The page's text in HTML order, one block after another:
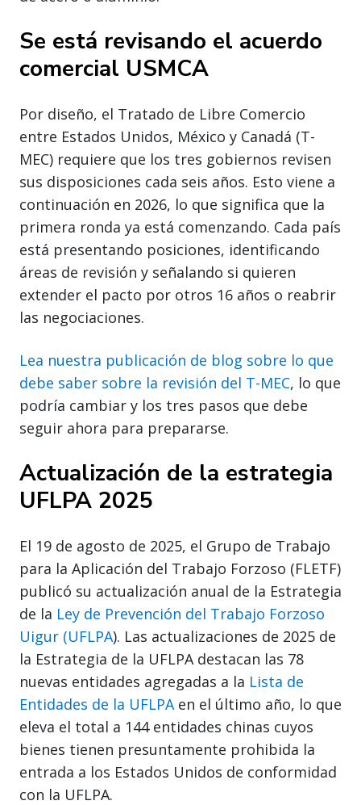
Se está revisando el acuerdo
comercial USMCA
Por diseño, el Tratado de Libre Comercio
entre Estados Unidos, México y Canadá (T-
MEC) requiere que los tres gobiernos revisen
sus disposiciones cada seis años. Esto viene a
continuación en 2026, lo que significa que la
primera ronda ya está comenzando. Cada país
está presentando posiciones, identificando
áreas de revisión y señalando si quieren
extender el pacto por otros 16 años o reabrir
las negociaciones.
Lea nuestra publicación de blog sobre lo que
debe saber sobre la revisión del T-MEC, lo que
podría cambiar y los tres pasos que debe
seguir ahora para prepararse.
Actualización de la estrategia
UFLPA 2025
El 19 de agosto de 2025, el Grupo de Trabajo
para la Aplicación del Trabajo Forzoso (FLETF)
publicó su actualización anual de la Estrategia
de la Ley de Prevención del Trabajo Forzoso
Uigur (UFLPA). Las actualizaciones de 2025 de
la Estrategia de la UFLPA destacan las 78
nuevas entidades agregadas a la Lista de
Entidades de la UFLPA en el último año, lo que
eleva el total a 144 entidades chinas cuyos
bienes tienen presuntamente prohibida la
entrada a los Estados Unidos de conformidad
con la UFLPA.